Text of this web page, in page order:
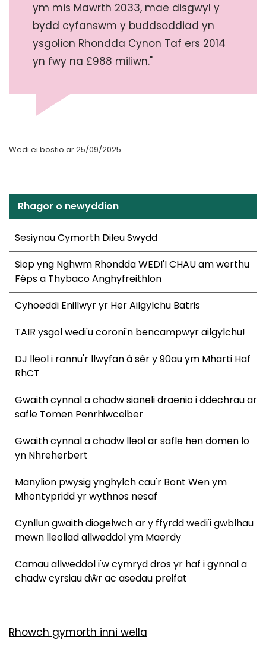
ym mis Mawrth 2033, mae disgwyl y
bydd cyfanswm y buddsoddiad yn
ysgolion Rhondda Cynon Taf ers 2014
yn fwy na £988 miliwn."
Wedi ei bostio ar 25/09/2025
Rhagor o newyddion
Sesiynau Cymorth Dileu Swydd
Siop yng Nghwm Rhondda WEDI'I CHAU am werthu
Fêps a Thybaco Anghyfreithlon
Cyhoeddi Enillwyr yr Her Ailgylchu Batris
TAIR ysgol wedi'u coroni'n bencampwyr ailgylchu!
DJ lleol i rannu'r llwyfan â sêr y 90au ym Mharti Haf
RhCT
Gwaith cynnal a chadw sianeli draenio i ddechrau ar
safle Tomen Penrhiwceiber
Gwaith cynnal a chadw lleol ar safle hen domen lo
yn Nhreherbert
Manylion pwysig ynghylch cau'r Bont Wen ym
Mhontypridd yr wythnos nesaf
Cynllun gwaith diogelwch ar y ffyrdd wedi'i gwblhau
mewn lleoliad allweddol ym Maerdy
Camau allweddol i'w cymryd dros yr haf i gynnal a
chadw cyrsiau dŵr ac asedau preifat
Rhowch gymorth inni wella